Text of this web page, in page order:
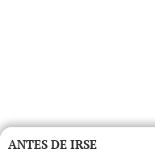
ANTES DE IRSE